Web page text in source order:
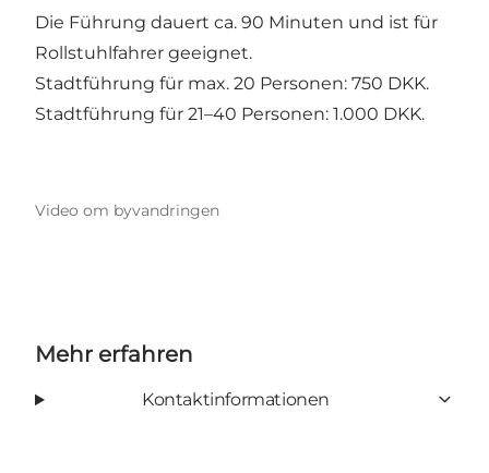
Die Führung dauert ca. 90 Minuten und ist für
Rollstuhlfahrer geeignet.
Stadtführung für max. 20 Personen: 750 DKK.
Stadtführung für 21–40 Personen: 1.000 DKK.
Video om byvandringen
Mehr erfahren
Kontaktinformationen